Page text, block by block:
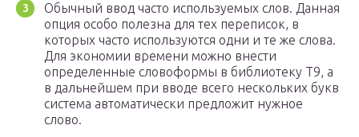
Обычный ввод часто используемых слов. Данная
опция особо полезна для тех переписок, в
которых часто используются одни и те же слова.
Для экономии времени можно внести
определенные словоформы в библиотеку Т9, а
в дальнейшем при вводе всего нескольких букв
система автоматически предложит нужное
слово.